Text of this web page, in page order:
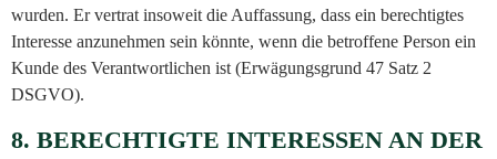
wurden. Er vertrat insoweit die Auffassung, dass ein berechtigtes
Interesse anzunehmen sein könnte, wenn die betroffene Person ein
Kunde des Verantwortlichen ist (Erwägungsgrund 47 Satz 2
DSGVO).
8. BERECHTIGTE INTERESSEN AN DER